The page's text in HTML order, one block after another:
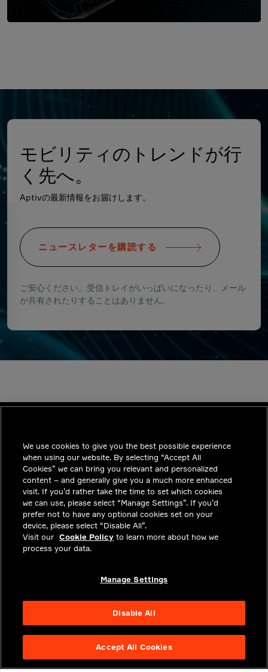
モビリティのトレンドが行
く先へ。
Aptivの最新情報をお届けします。
ニュースレターを購読する
ご安心ください。受信トレイがいっぱいになったり、メール
が共有されたりすることはありません。
INDUSTRIES
インサイト
ソリューション
採用情報
投資家向けお知らせ
ニュースルーム
We use cookies to give you the best possible experience
when using our website. By selecting “Accept All
Cookies” we can bring you relevant and personalized
content – and generally give you a much more enhanced
visit. If you’d rather take the time to set which cookies
we can use, please select “Manage Settings”. If you’d
prefer not to have any optional cookies set on your
device, please select “Disable All”.
Visit our Cookie Policy to learn more about how we
process your data.
Manage Settings
Disable All
Accept All Cookies